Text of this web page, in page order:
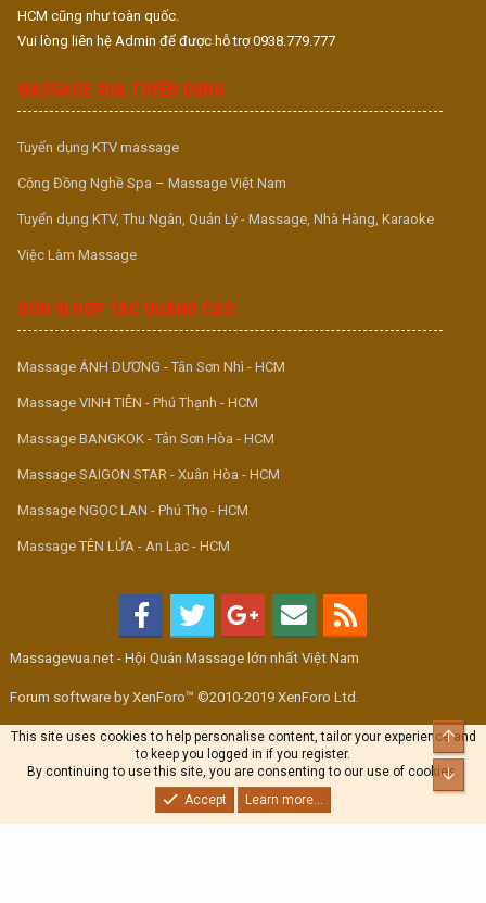
HCM cũng như toàn quốc.
Vui lòng liên hệ Admin để được hỗ trợ 0938.779.777
MASSAGE VUA TUYỂN DỤNG
Tuyển dụng KTV massage
Cộng Đồng Nghề Spa – Massage Việt Nam
Tuyển dụng KTV, Thu Ngân, Quản Lý - Massage, Nhà Hàng, Karaoke
Việc Làm Massage
ĐƠN VỊ HỢP TÁC QUẢNG CÁO
Massage ÁNH DƯƠNG - Tân Sơn Nhì - HCM
Massage VINH TIÊN - Phú Thạnh - HCM
Massage BANGKOK - Tân Sơn Hòa - HCM
Massage SAIGON STAR - Xuân Hòa - HCM
Massage NGỌC LAN - Phú Thọ - HCM
Massage TÊN LỬA - An Lạc - HCM
Massagevua.net - Hội Quán Massage lớn nhất Việt Nam
Forum software by XenForo™ ©2010-2019 XenForo Ltd.
This site uses cookies to help personalise content, tailor your experience and
to keep you logged in if you register.
By continuing to use this site, you are consenting to our use of cookies.
Accept
Learn more...
Top